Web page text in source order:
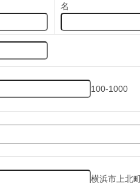
名
100-1000
横浜市上北